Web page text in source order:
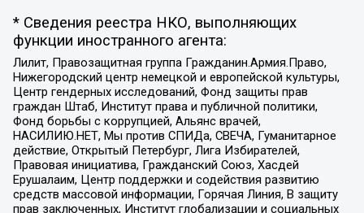
* Сведения реестра НКО, выполняющих
функции иностранного агента:
Лилит, Правозащитная группа Гражданин.Армия.Право,
Нижегородский центр немецкой и европейской культуры,
Центр гендерных исследований, Фонд защиты прав
граждан Штаб, Институт права и публичной политики,
Фонд борьбы с коррупцией, Альянс врачей,
НАСИЛИЮ.НЕТ, Мы против СПИДа, СВЕЧА, Гуманитарное
действие, Открытый Петербург, Лига Избирателей,
Правовая инициатива, Гражданский Союз, Хасдей
Ерушалаим, Центр поддержки и содействия развитию
средств массовой информации, Горячая Линия, В защиту
прав заключенных, Институт глобализации и социальных